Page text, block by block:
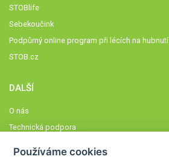
STOBlife
Sebekoučink
Podpůrný online program při lécích na hubnutí
STOB.cz
DALŠÍ
O nás
Technická podpora
Používáme cookies